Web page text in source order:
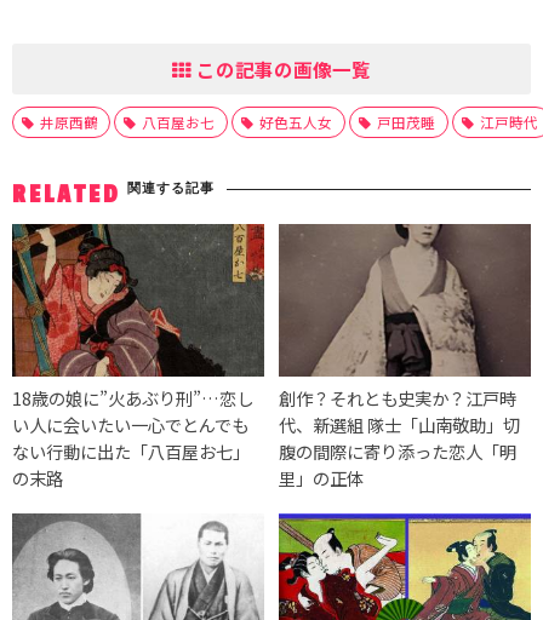
この記事の画像一覧
井原西鶴 八百屋お七 好色五人女 戸田茂睡 江戸時代
RELATED 関連する記事
18歳の娘に”火あぶり刑”…恋し
い人に会いたい一心でとんでも
ない行動に出た「八百屋お七」
の末路
創作？それとも史実か？江戸時
代、新選組 隊士「山南敬助」切
腹の間際に寄り添った恋人「明
里」の正体